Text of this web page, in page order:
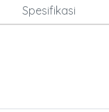
Spesifikasi